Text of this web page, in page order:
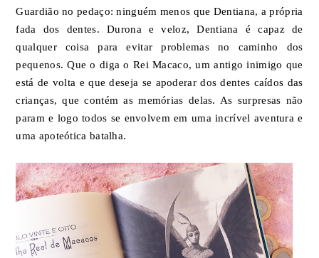
Guardião no pedaço: ninguém menos que Dentiana, a própria
fada dos dentes. Durona e veloz, Dentiana é capaz de
qualquer coisa para evitar problemas no caminho dos
pequenos. Que o diga o Rei Macaco, um antigo inimigo que
está de volta e que deseja se apoderar dos dentes caídos das
crianças, que contém as memórias delas. As surpresas não
param e logo todos se envolvem em uma incrível aventura e
uma apoteótica batalha.